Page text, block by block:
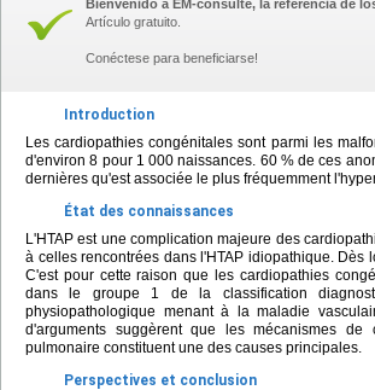
Bienvenido a EM-consulte, la referencia de
Artículo gratuito.
Conéctese para beneficiarse!
Introduction
Les cardiopathies congénitales sont parmi les
d'environ 8 pour 1 000 naissances. 60 % de ces
dernières qu'est associée le plus fréquemment
État des connaissances
L'HTAP est une complication majeure des
à celles rencontrées dans l'HTAP idiopathique.
C'est pour cette raison que les cardiopathies
dans le groupe 1 de la classification
physiopathologique menant à la maladie
d'arguments suggèrent que les mécanismes
pulmonaire constituent une des causes principales.
Perspectives et conclusion